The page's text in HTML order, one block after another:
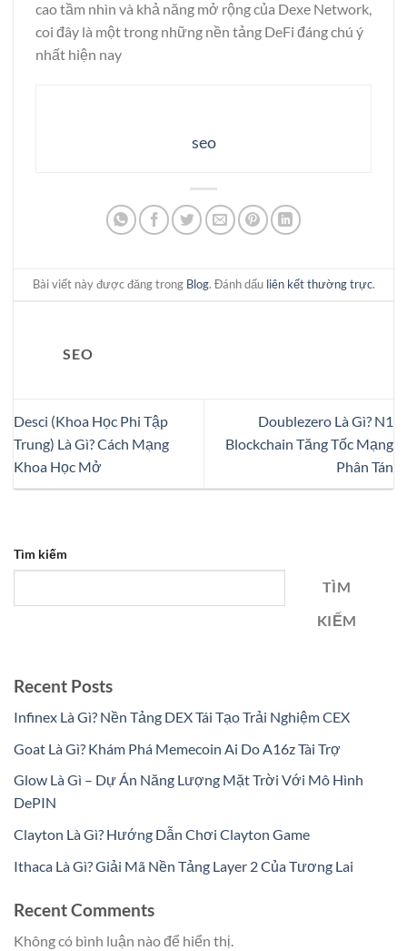
cao tầm nhìn và khả năng mở rộng của Dexe Network,
coi đây là một trong những nền tảng DeFi đáng chú ý
nhất hiện nay
seo
Bài viết này được đăng trong Blog. Đánh dấu liên kết thường trực.
SEO
Desci (Khoa Học Phi Tập
Trung) Là Gì? Cách Mạng
Khoa Học Mở
Doublezero Là Gì? N1
Blockchain Tăng Tốc Mạng
Phân Tán
Tìm kiếm
TÌM
KIẾM
Recent Posts
Infinex Là Gì? Nền Tảng DEX Tái Tạo Trải Nghiệm CEX
Goat Là Gì? Khám Phá Memecoin Ai Do A16z Tài Trợ
Glow Là Gì – Dự Án Năng Lượng Mặt Trời Với Mô Hình
DePIN
Clayton Là Gì? Hướng Dẫn Chơi Clayton Game
Ithaca Là Gì? Giải Mã Nền Tảng Layer 2 Của Tương Lai
Recent Comments
Không có bình luận nào để hiển thị.